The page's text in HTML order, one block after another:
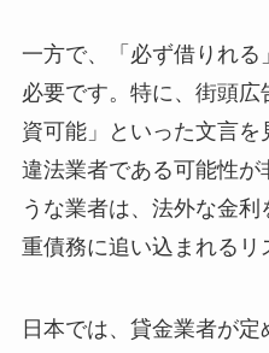
一方で、「必ず借りれ
必要です。特に、街頭
資可能」といった文言
違法業者である可能性が
うな業者は、法外な金
重債務に追い込まれるリ
日本では、貸金業者が